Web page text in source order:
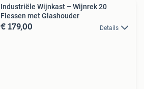
Industriële Wijnkast – Wijnrek 20
Flessen met Glashouder
€ 179,00 Details